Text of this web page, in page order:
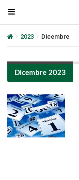
2023 Dicembre
Dicembre 2023